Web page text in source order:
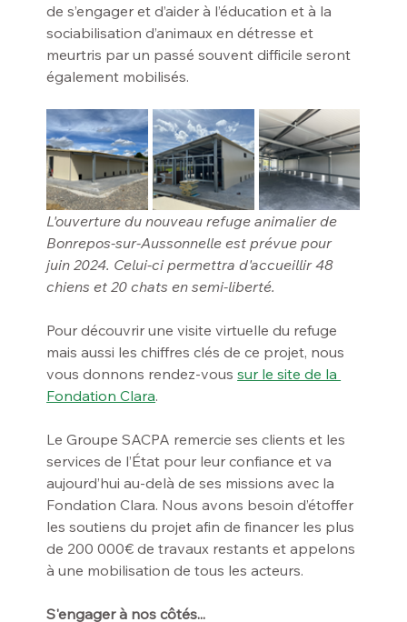
de s’engager et d’aider à l’éducation et à la
sociabilisation d’animaux en détresse et
meurtris par un passé souvent difficile seront
également mobilisés.
L'ouverture du nouveau refuge animalier de
Bonrepos-sur-Aussonnelle est prévue pour
juin 2024. Celui-ci permettra d'accueillir 48
chiens et 20 chats en semi-liberté.
Pour découvrir une visite virtuelle du refuge
mais aussi les chiffres clés de ce projet, nous
vous donnons rendez-vous sur le site de la
Fondation Clara.
Le Groupe SACPA remercie ses clients et les
services de l’État pour leur confiance et va
aujourd’hui au-delà de ses missions avec la
Fondation Clara. Nous avons besoin d’étoffer
les soutiens du projet afin de financer les plus
de 200 000€ de travaux restants et appelons
à une mobilisation de tous les acteurs.
S'engager à nos côtés...